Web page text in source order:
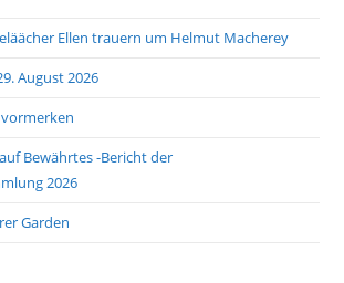
Ellen trauern um Helmut Macherey
August 2026
vormerken
Bewährtes -Bericht der
2026
Garden